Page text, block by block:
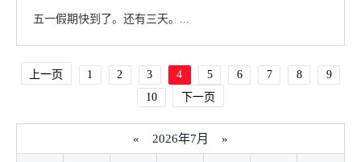
五一假期快到了。还有三天。...
上一页 1 2 3 4 5 6 7 8
9
10
下一页
« 2026年7月 »